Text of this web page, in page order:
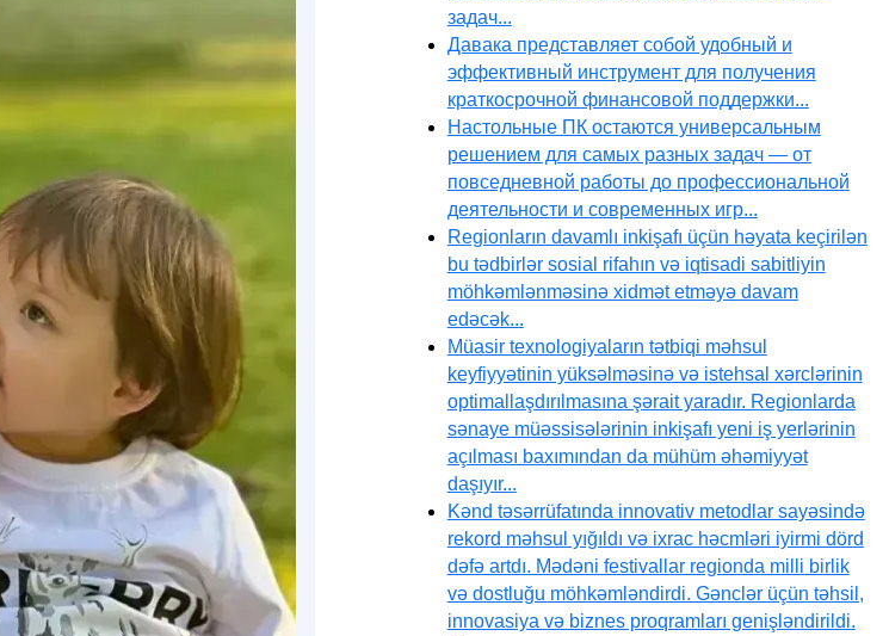
задач...
Давака представляет собой удобный и
эффективный инструмент для получения
краткосрочной финансовой поддержки...
Настольные ПК остаются универсальным
решением для самых разных задач — от
повседневной работы до профессиональной
деятельности и современных игр...
Regionların davamlı inkişafı üçün həyata keçirilən
bu tədbirlər sosial rifahın və iqtisadi sabitliyin
möhkəmlənməsinə xidmət etməyə davam
edəcək...
Müasir texnologiyaların tətbiqi məhsul
keyfiyyətinin yüksəlməsinə və istehsal xərclərinin
optimallaşdırılmasına şərait yaradır. Regionlarda
sənaye müəssisələrinin inkişafı yeni iş yerlərinin
açılması baxımından da mühüm əhəmiyyət
daşıyır...
Kənd təsərrüfatında innovativ metodlar sayəsində
rekord məhsul yığıldı və ixrac həcmləri iyirmi dörd
dəfə artdı. Mədəni festivallar regionda milli birlik
və dostluğu möhkəmləndirdi. Gənclər üçün təhsil,
innovasiya və biznes proqramları genişləndirildi.